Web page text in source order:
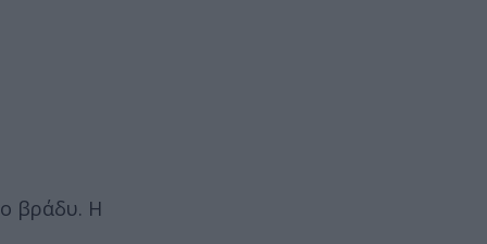
βράδυ. Η